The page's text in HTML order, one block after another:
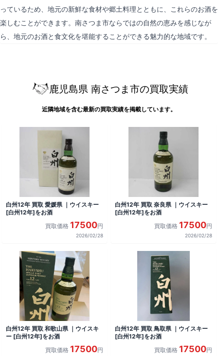
っているため、地元の新鮮な食材や郷土料理とともに、これらのお酒を
楽しむことができます。南さつま市ならではの自然の恵みを感じなが
ら、地元のお酒と食文化を堪能することができる魅力的な地域です。
鹿児島県 南さつま市の買取実績
近隣地域を含む最新の買取実績を掲載しています。
白州12年 買取 愛媛県 ｜ウイスキー
[白州12年]をお酒
買取価格 17500円
2026/02/28
白州12年 買取 奈良県 ｜ウイスキー
[白州12年]をお酒
買取価格 17500円
2026/02/28
白州12年 買取 和歌山県 ｜ウイスキ
ー [白州12年]をお酒
買取価格 17500円
白州12年 買取 鳥取県 ｜ウイスキー
[白州12年]をお酒
買取価格 17500円